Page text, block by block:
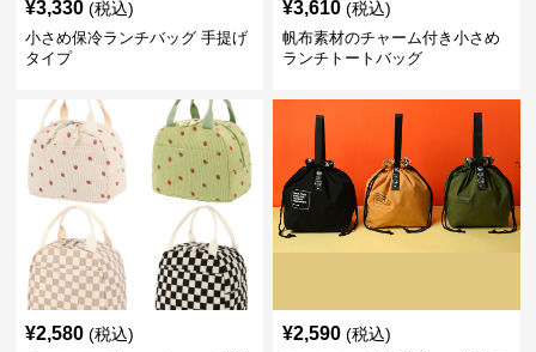
¥3,330 (税込)
小さめ保冷ランチバッグ 手提げ
タイプ
¥3,610 (税込)
帆布素材のチャーム付き小さめ
ランチトートバッグ
¥2,580 (税込) ¥2,590 (税込)